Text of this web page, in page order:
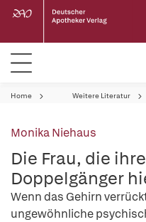
Home Weitere Literatur
Monika Niehaus
Die Frau, die
Doppelgänger
Wenn das Gehirn
ungewöhnliche